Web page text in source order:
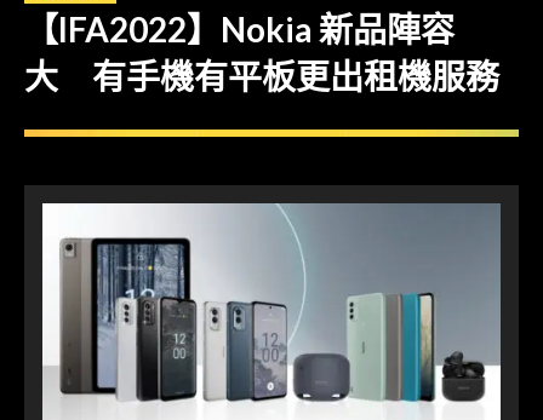
【IFA2022】Nokia 新品陣容
大 有手機有平板更出租機服務